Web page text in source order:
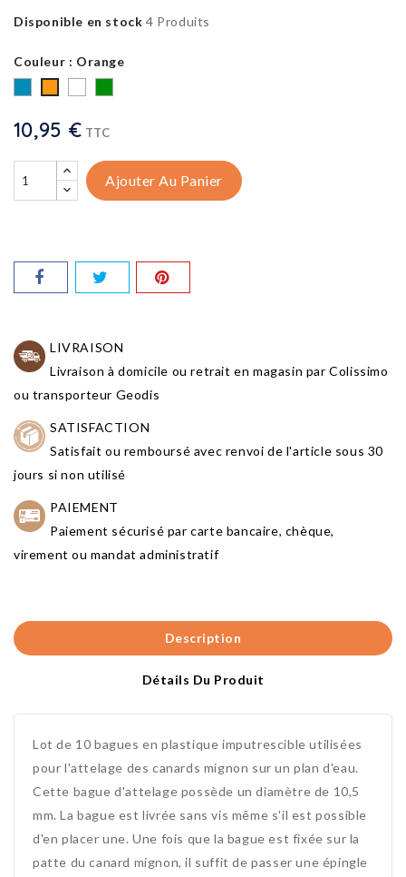
Disponible en stock 4 Produits
Couleur : Orange
10,95 € TTC
Ajouter Au Panier
LIVRAISON
Livraison à domicile ou retrait en magasin par Colissimo
ou transporteur Geodis
SATISFACTION
Satisfait ou remboursé avec renvoi de l'article sous 30
jours si non utilisé
PAIEMENT
Paiement sécurisé par carte bancaire, chèque,
virement ou mandat administratif
Description
Détails Du Produit
Lot de 10 bagues en plastique imputrescible utilisées
pour l'attelage des canards mignon sur un plan d'eau.
Cette bague d'attelage possède un diamètre de 10,5
mm. La bague est livrée sans vis même s'il est possible
d'en placer une. Une fois que la bague est fixée sur la
patte du canard mignon, il suffit de passer une épingle